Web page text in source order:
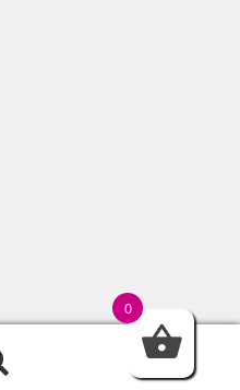
0